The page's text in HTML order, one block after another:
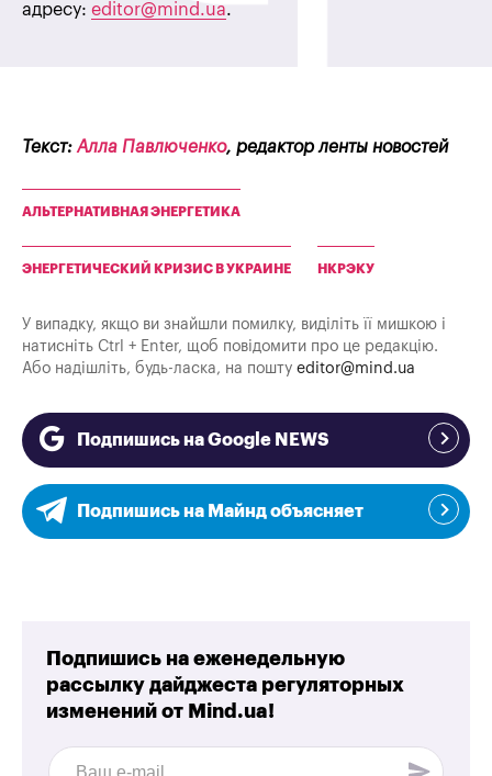
адресу: editor@mind.ua.
Текст: Алла Павлюченко, редактор ленты новостей
АЛЬТЕРНАТИВНАЯ ЭНЕРГЕТИКА
ЭНЕРГЕТИЧЕСКИЙ КРИЗИС В УКРАИНЕ НКРЭКУ
У випадку, якщо ви знайшли помилку, виділіть її мишкою і
натисніть Ctrl + Enter, щоб повідомити про це редакцію.
Або надішліть, будь-ласка, на пошту editor@mind.ua
Подпишись на Google NEWS
Подпишись на Майнд объясняет
Подпишись на еженедельную
рассылку дайджеста регуляторных
изменений от Mind.ua!